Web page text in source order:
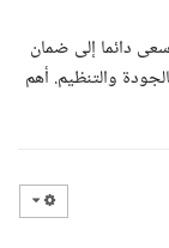
دائما إلى ضمان
والتنظيم. أهم